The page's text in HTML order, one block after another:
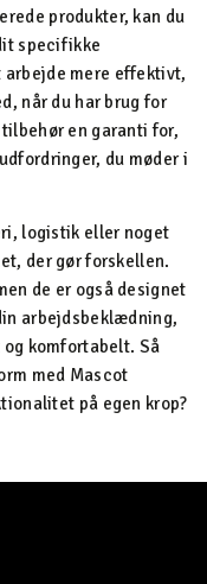
produkter, kan du
specifikke
mere effektivt,
når du har brug for
en garanti for,
du møder i
logistik eller noget
der gør forskellen.
de er også designet
arbejdsbeklædning,
komfortabelt. Så
med Mascot
på egen krop?